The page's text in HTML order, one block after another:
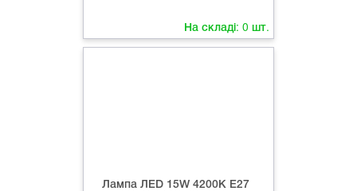
На складі: 0 шт.
Лампа ЛED 15W 4200К Е27